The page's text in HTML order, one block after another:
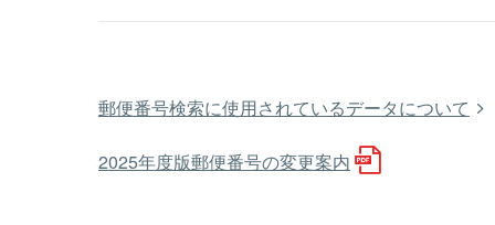
郵便番号検索に使用されているデータについて
2025年度版郵便番号の変更案内